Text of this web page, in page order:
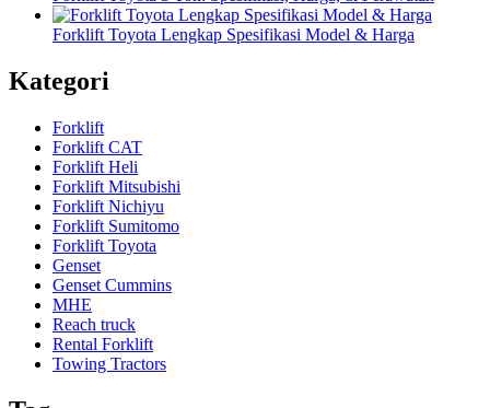
Forklift Toyota Lengkap Spesifikasi Model & Harga
Kategori
Forklift
Forklift CAT
Forklift Heli
Forklift Mitsubishi
Forklift Nichiyu
Forklift Sumitomo
Forklift Toyota
Genset
Genset Cummins
MHE
Reach truck
Rental Forklift
Towing Tractors